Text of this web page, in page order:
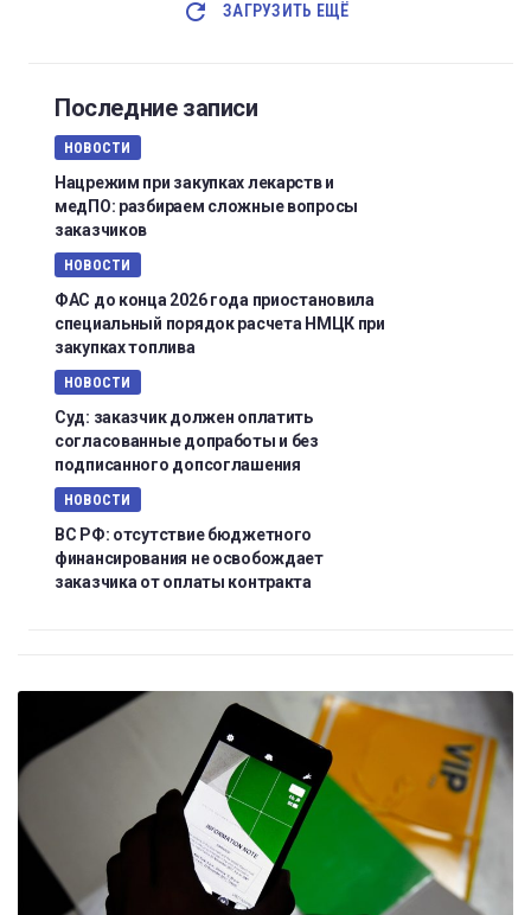
ЗАГРУЗИТЬ ЕЩЁ
Последние записи
НОВОСТИ
Нацрежим при закупках лекарств и
медПО: разбираем сложные вопросы
заказчиков
НОВОСТИ
ФАС до конца 2026 года приостановила
специальный порядок расчета НМЦК при
закупках топлива
НОВОСТИ
Суд: заказчик должен оплатить
согласованные допработы и без
подписанного допсоглашения
НОВОСТИ
ВС РФ: отсутствие бюджетного
финансирования не освобождает
заказчика от оплаты контракта